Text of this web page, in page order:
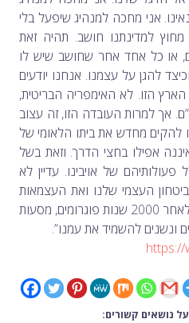
אני מחכה למנהיג שיפעל בלי
למדינתנו חושב. תהיה זאת
או כל אחד אחר שחושב שיש לו
להגן על עצמנו. אנחנו יודעים
הזו. לא האימפריה הבריטית,
אך למרות העובדה הזו, זה עצוב
מחדש את ביתו הלאומי של
אפילו בחצי הדרך. וזאת בשל
של אויבינו. עדיין לא
העצמי שלנו ואת העצמאות
שלנו באופן שאליו אנו מחויבים לאחר 2000 שנות פוגרומים, מסעות
ונשנים להשמיד את עמנו”.
https://
נושאים קשורים: